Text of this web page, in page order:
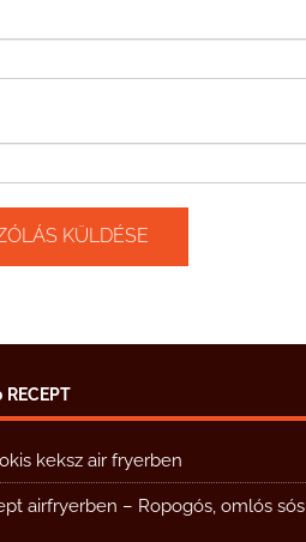
RECEPT
keksz air fryerben
airfryerben – Ropogós, omlós sós